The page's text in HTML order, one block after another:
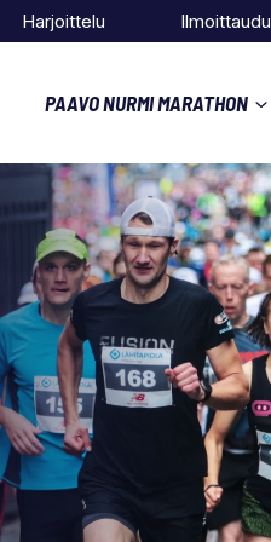
Harjoittelu Ilmoittaudu
PAAVO NURMI MARATHON